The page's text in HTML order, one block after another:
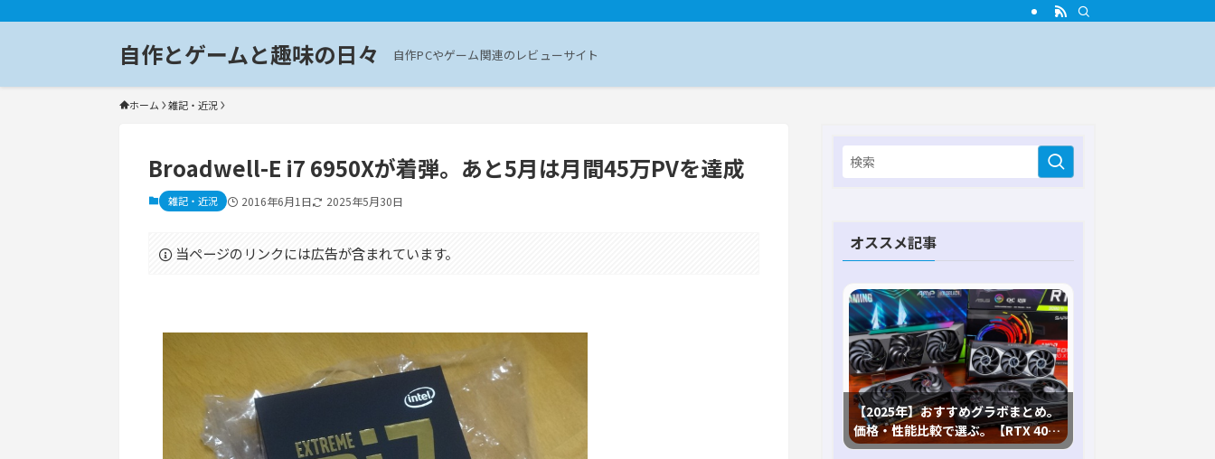
自作とゲームと趣味の日々 自作PCやゲーム関連のレビューサイト
ホーム 雑記・近況
Broadwell-E i7 6950Xが着弾。あと5月は月間45万PVを達成
雑記・近況 2016年6月1日 2025年5月30日
当ページのリンクには広告が含まれています。
オススメ記事
【2025年】おすすめグラボまとめ。
価格・性能比較で選ぶ。【RTX 40,
RX 7000各種に対応】